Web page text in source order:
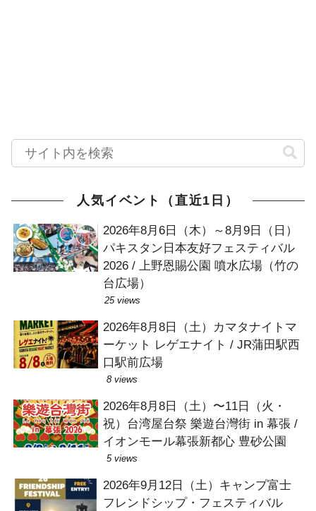
人気イベント（直近1日）
2026年8月6日（木）～8月9日（日）
パキスタン日本友好フェスティバル
2026 / 上野恩賜公園 噴水広場（竹の
台広場）
25 views
2026年8月8日（土）カマタナイトマ
ーケット レゲエナイト / JR蒲田駅西
口駅前広場
8 views
2026年8月8日（土）〜11日（火・
祝）台湾屋台祭 樂遊台灣街 in 幕張 /
イオンモール幕張新都心 豊砂公園
5 views
2026年9月12日（土）キャンプ富士
フレンドシップ・フェスティバル